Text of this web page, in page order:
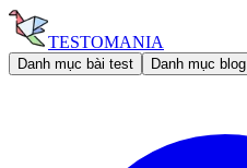
TESTOMANIA
Danh mục bài test Danh mục blog